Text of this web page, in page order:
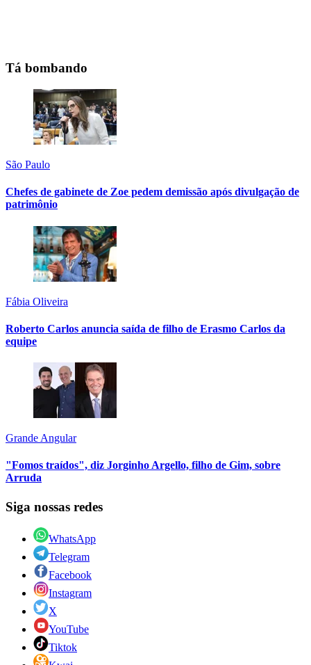
Tá bombando
São Paulo
Chefes de gabinete de Zoe pedem demissão após divulgação de
patrimônio
Fábia Oliveira
Roberto Carlos anuncia saída de filho de Erasmo Carlos da
equipe
Grande Angular
"Fomos traídos", diz Jorginho Argello, filho de Gim, sobre
Arruda
Siga nossas redes
WhatsApp
Telegram
Facebook
Instagram
X
YouTube
Tiktok